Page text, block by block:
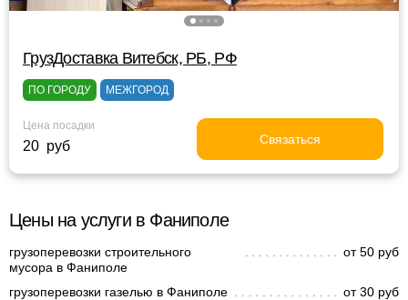
ГрузДоставка Витебск, РБ, РФ
ПО ГОРОДУ МЕЖГОРОД
Цена посадки
20 руб Связаться
Цены на услуги в Фаниполе
грузоперевозки строительного
мусора в Фаниполе
от 50 руб
грузоперевозки газелью в Фаниполе
от 30 руб